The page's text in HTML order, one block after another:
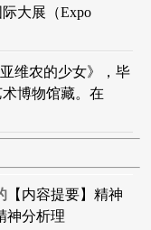
大展（Expo
亚维农的少女》，毕
博物馆藏。在
【内容提要】精神
神分析理